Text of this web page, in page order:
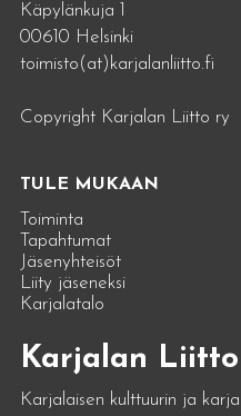
Käpylänkuja 1
00610 Helsinki
toimisto(at)karjalanliitto.fi
Copyright Karjalan Liitto ry
TULE MUKAAN
Toiminta
Tapahtumat
Jäsenyhteisöt
Liity jäseneksi
Karjalatalo
Karjalan Liitto
Karjalaisen kulttuurin ja